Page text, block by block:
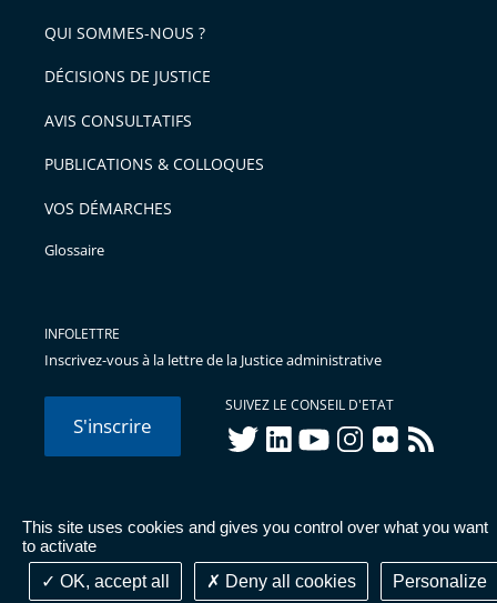
This site uses cookies and gives you control over what you want
to activate
OK, accept all
Deny all cookies Personalize
QUI SOMMES-NOUS ?
DÉCISIONS DE JUSTICE
AVIS CONSULTATIFS
PUBLICATIONS & COLLOQUES
VOS DÉMARCHES
Glossaire
INFOLETTRE
Inscrivez-vous à la lettre de la Justice administrative
S'inscrire
SUIVEZ LE CONSEIL D'ETAT
twitterlinkedInyoutubeinstagram
flickr rss
© Conseil d'État 2026 - Mentions légales
Données
personnelles-Publications administratives-Accessibilité :
partiellement conforme